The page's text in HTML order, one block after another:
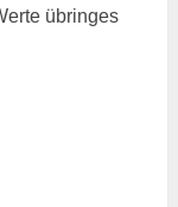
übringes